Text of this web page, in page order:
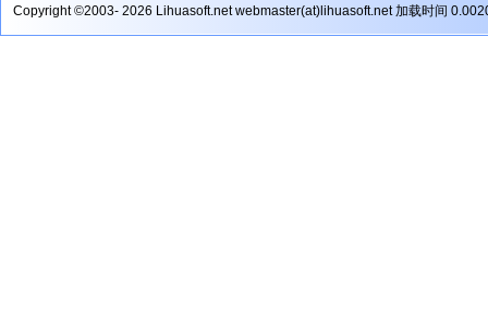
Copyright ©2003- 2026 Lihuasoft.net webmaster(at)lihuasoft.net 加载时间